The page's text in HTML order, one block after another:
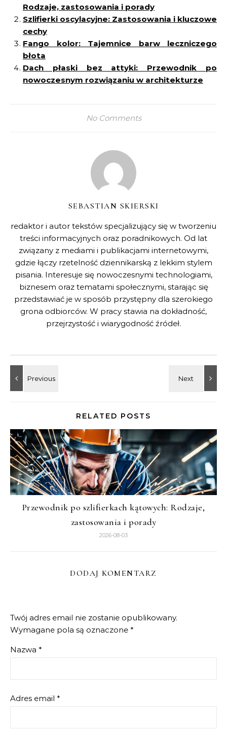
Rodzaje, zastosowania i porady
Szlifierki oscylacyjne: Zastosowania i kluczowe
cechy
Fango kolor: Tajemnice barw leczniczego
błota
Dach płaski bez attyki: Przewodnik po
nowoczesnym rozwiązaniu w architekturze
No Comments
SEBASTIAN SKIERSKI
redaktor i autor tekstów specjalizujący się w tworzeniu
treści informacyjnych oraz poradnikowych. Od lat
związany z mediami i publikacjami internetowymi,
gdzie łączy rzetelność dziennikarską z lekkim stylem
pisania. Interesuje się nowoczesnymi technologiami,
biznesem oraz tematami społecznymi, starając się
przedstawiać je w sposób przystępny dla szerokiego
grona odbiorców. W pracy stawia na dokładność,
przejrzystość i wiarygodność źródeł.
RELATED POSTS
Przewodnik po szlifierkach kątowych: Rodzaje,
zastosowania i porady
2026-08-03
DODAJ KOMENTARZ
Twój adres email nie zostanie opublikowany.
Wymagane pola są oznaczone *
Nazwa *
Adres email *